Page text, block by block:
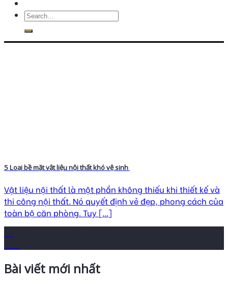
5 Loại bề mặt vật liệu nội thất khó vệ sinh
Vật liệu nội thất là một phần không thiếu khi thiết kế và
thi công nội thất. Nó quyết định vẻ đẹp, phong cách của
toàn bộ căn phòng. Tuy [...]
Bài viết mới nhất